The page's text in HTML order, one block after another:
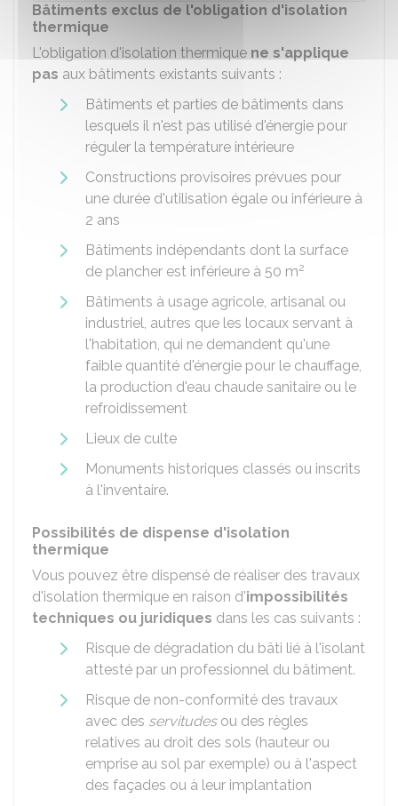
Bâtiments exclus de l'obligation d'isolation
thermique
L'obligation d'isolation thermique ne s'applique
pas aux bâtiments existants suivants :
Bâtiments et parties de bâtiments dans
lesquels il n'est pas utilisé d'énergie pour
réguler la température intérieure
Constructions provisoires prévues pour
une durée d'utilisation égale ou inférieure à
2 ans
Bâtiments indépendants dont la surface
de plancher est inférieure à 50 m2
Bâtiments à usage agricole, artisanal ou
industriel, autres que les locaux servant à
l'habitation, qui ne demandent qu'une
faible quantité d'énergie pour le chauffage,
la production d'eau chaude sanitaire ou le
refroidissement
Lieux de culte
Monuments historiques classés ou inscrits
à l'inventaire.
Possibilités de dispense d'isolation
thermique
Vous pouvez être dispensé de réaliser des travaux
d'isolation thermique en raison d'impossibilités
techniques ou juridiques dans les cas suivants :
Risque de dégradation du bâti lié à l'isolant
attesté par un professionnel du bâtiment.
Risque de non-conformité des travaux
avec des servitudesou des règles
relatives au droit des sols (hauteur ou
emprise au sol par exemple) ou à l'aspect
des façades ou à leur implantation